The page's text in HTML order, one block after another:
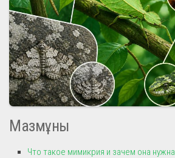
Мазмұны
Что такое мимикрия и зачем она нужна